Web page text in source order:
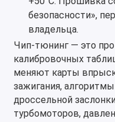
безопасности»,
владельца.
Чип-тюнинг — это
калибровочных
меняют карты
зажигания,
дроссельной
турбомоторов,